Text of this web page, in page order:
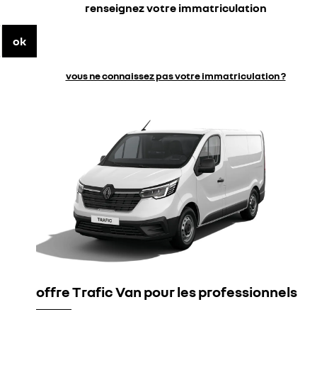
renseignez votre immatriculation
ok
vous ne connaissez pas votre immatriculation ?
offre Trafic Van pour les professionnels